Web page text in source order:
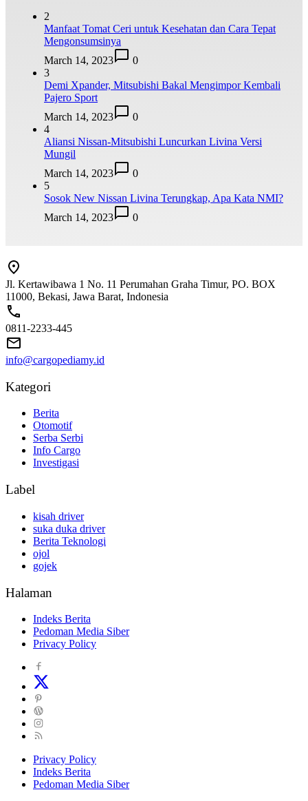
2
Manfaat Tomat Ceri untuk Kesehatan dan Cara Tepat
Mengonsumsinya
March 14, 2023
0
3
Demi Xpander, Mitsubishi Bakal Mengimpor Kembali
Pajero Sport
March 14, 2023
0
4
Aliansi Nissan-Mitsubishi Luncurkan Livina Versi
Mungil
March 14, 2023
0
5
Sosok New Nissan Livina Terungkap, Apa Kata NMI?
March 14, 2023
0
Jl. Kertawibawa 1 No. 11 Perumahan Graha Timur, PO. BOX
11000, Bekasi, Jawa Barat, Indonesia
0811-2233-445
info@cargopediamy.id
Kategori
Berita
Otomotif
Serba Serbi
Info Cargo
Investigasi
Label
kisah driver
suka duka driver
Berita Teknologi
ojol
gojek
Halaman
Indeks Berita
Pedoman Media Siber
Privacy Policy
Privacy Policy
Indeks Berita
Pedoman Media Siber